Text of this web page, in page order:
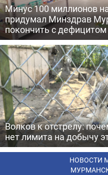
Минус 100 миллионов
придумал Минздрав
покончить с
Волков к отстрелу:
нет лимита на добычу
НОВОСТИ